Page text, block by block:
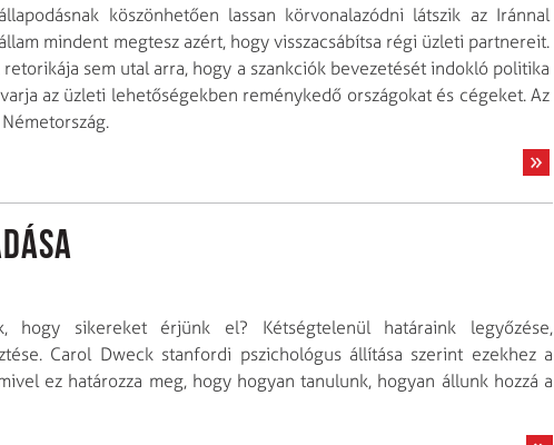
köszönhetően lassan körvonalazódni látszik az Iránnal
mindent megtesz azért, hogy visszacsábítsa régi üzleti partnereit.
sem utal arra, hogy a szankciók bevezetését indokló politika
az üzleti lehetőségekben reménykedő országokat és cégeket. Az
hogy sikereket érjünk el? Kétségtelenül határaink legyőzése,
Carol Dweck stanfordi pszichológus állítása szerint ezekhez a
ez határozza meg, hogy hogyan tanulunk, hogyan állunk hozzá a